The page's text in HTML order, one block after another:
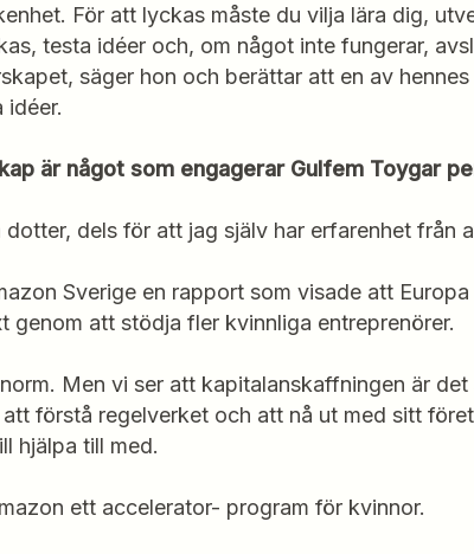
För att lyckas måste du vilja lära dig,
testa idéer och, om något inte fungerar,
säger hon och berättar att en av
idéer.
är något som engagerar Gulfem Toygar
dotter, dels för att jag själv har erfarenhet från
Sverige en rapport som visade att
genom att stödja fler kvinnliga entreprenörer.
Men vi ser att kapitalanskaffningen är
förstå regelverket och att nå ut med sitt
hjälpa till med.
ett accelerator- program för kvinnor.